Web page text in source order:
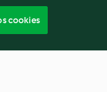
cookies